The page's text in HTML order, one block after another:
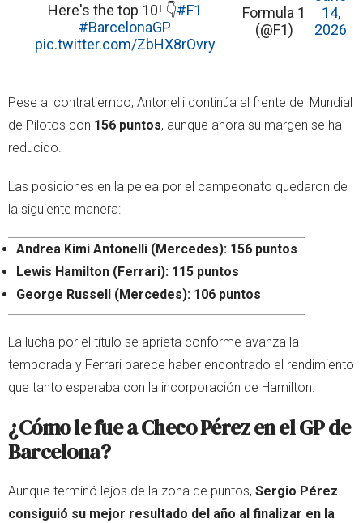
Here's the top 10! 👇#F1
#BarcelonaGP
pic.twitter.com/ZbHX8rOvry
Formula 1
(@F1)
14,
2026
Pese al contratiempo, Antonelli continúa al frente del Mundial
de Pilotos con 156 puntos, aunque ahora su margen se ha
reducido.
Las posiciones en la pelea por el campeonato quedaron de
la siguiente manera:
Andrea Kimi Antonelli (Mercedes): 156 puntos
Lewis Hamilton (Ferrari): 115 puntos
George Russell (Mercedes): 106 puntos
La lucha por el título se aprieta conforme avanza la
temporada y Ferrari parece haber encontrado el rendimiento
que tanto esperaba con la incorporación de Hamilton.
¿Cómo le fue a Checo Pérez en el GP de
Barcelona?
Aunque terminó lejos de la zona de puntos, Sergio Pérez
consiguió su mejor resultado del año al finalizar en la